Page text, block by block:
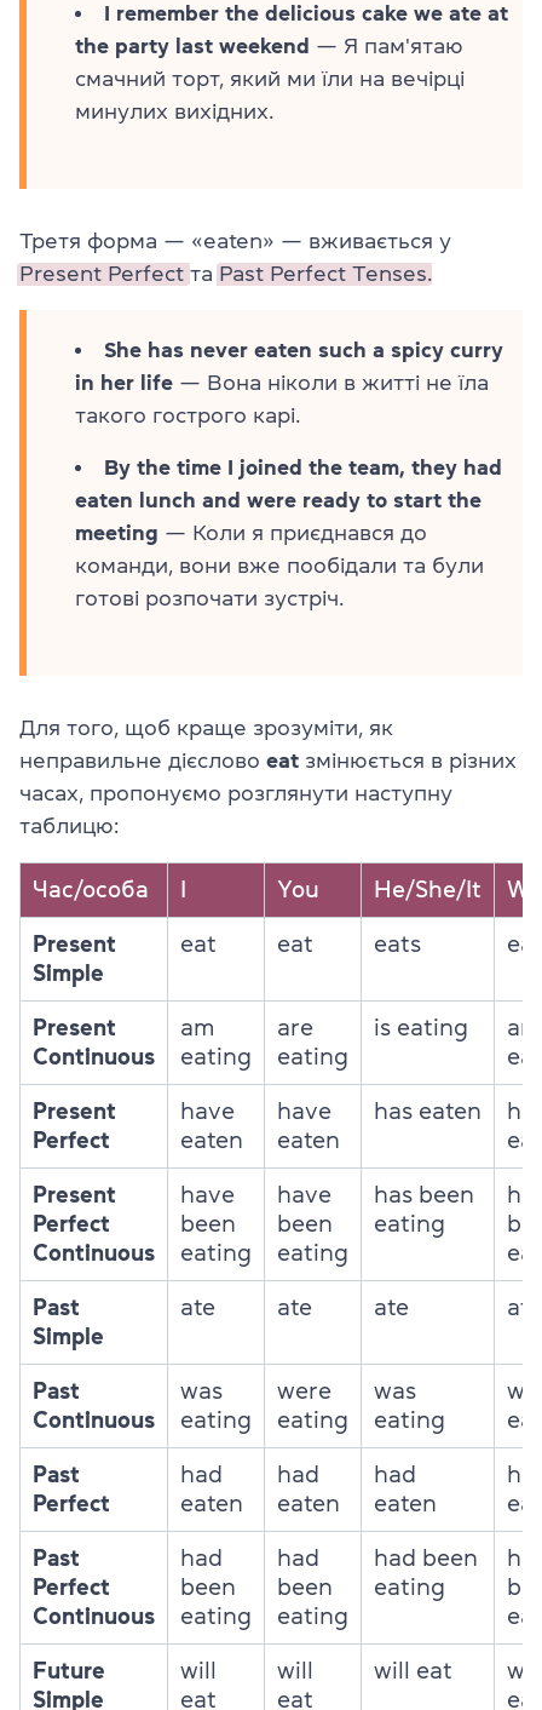
I remember the delicious cake we ate at
the party last weekend — Я пам'ятаю
смачний торт, який ми їли на вечірці
минулих вихідних.
Третя форма — «eaten» — вживається у
Present Perfect та Past Perfect Tenses.
She has never eaten such a spicy curry
in her life — Вона ніколи в житті не їла
такого гострого карі.
By the time I joined the team, they had
eaten lunch and were ready to start the
meeting — Коли я приєднався до
команди, вони вже пообідали та були
готові розпочати зустріч.
Для того, щоб краще зрозуміти, як
неправильне дієслово eat змінюється в різних
часах, пропонуємо розглянути наступну
таблицю:
Час/особа You He/She/It We
Present
Simple
eat eat eats eat
Present
Continuous
am
eating
are
eating
is eating
are
Present
Perfect
have
eaten
have
eaten
has eaten
Present
Perfect
Continuous
have
been
eating
have
been
eating
has been
eating
Past
Simple
ate ate ate ate
Past
Continuous
was
eating
were
eating
was
eating
Past
Perfect
had
eaten
had
eaten
had
eaten
Past
Perfect
Continuous
had
been
eating
had
been
eating
had been
eating
Future
Simple
will
eat
will
eat
will eat
will
eat